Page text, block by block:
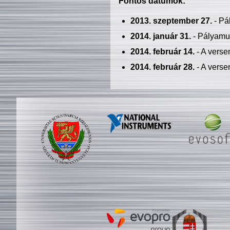
2013. szeptember 27.-
2014. január 31.-
2014. február 14.- A
2014. február 28.- A